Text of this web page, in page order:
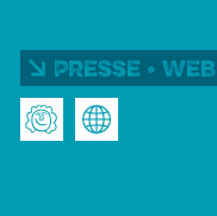
Presse • Web